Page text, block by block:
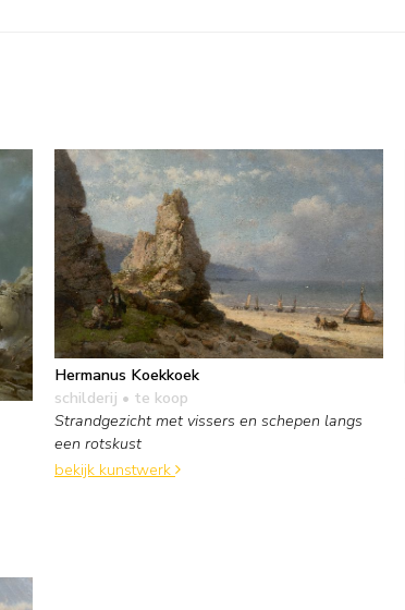
Hermanus Koekkoek
schilderij • te koop
Strandgezicht met vissers en schepen langs
een rotskust
bekijk kunstwerk